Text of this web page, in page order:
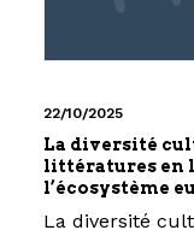
22/10/2025
La diversité
littératures en
l’écosystème
La diversité